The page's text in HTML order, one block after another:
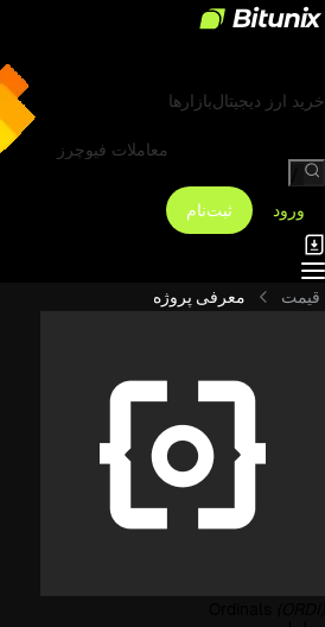
خرید ارز دیجیتالبازارها
معاملات فیوچرز
ورود
ثبت‌نام
قیمت معرفی پروژه